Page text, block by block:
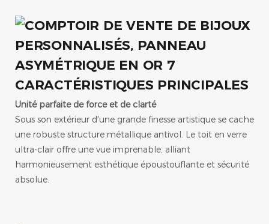
CARACTÉRISTIQUES PRINCIPALES
Unité parfaite de force et de clarté
Sous son extérieur d'une grande finesse artistique se cache
une robuste structure métallique antivol. Le toit en verre
ultra-clair offre une vue imprenable, alliant
harmonieusement esthétique époustouflante et sécurité
absolue.